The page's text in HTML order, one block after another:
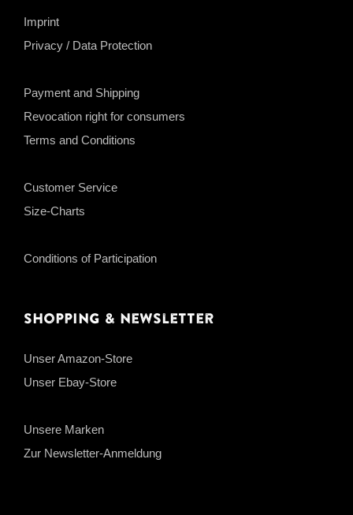
Imprint
Privacy / Data Protection
Payment and Shipping
Revocation right for consumers
Terms and Conditions
Customer Service
Size-Charts
Conditions of Participation
Shopping & Newsletter
Unser Amazon-Store
Unser Ebay-Store
Unsere Marken
Zur Newsletter-Anmeldung